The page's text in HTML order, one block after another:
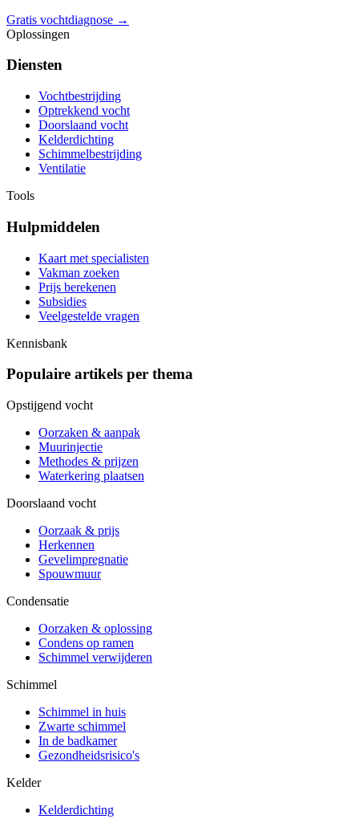
Gratis vochtdiagnose →
Oplossingen
Diensten
Vochtbestrijding
Optrekkend vocht
Doorslaand vocht
Kelderdichting
Schimmelbestrijding
Ventilatie
Tools
Hulpmiddelen
Kaart met specialisten
Vakman zoeken
Prijs berekenen
Subsidies
Veelgestelde vragen
Kennisbank
Populaire artikels per thema
Opstijgend vocht
Oorzaken & aanpak
Muurinjectie
Methodes & prijzen
Waterkering plaatsen
Doorslaand vocht
Oorzaak & prijs
Herkennen
Gevelimpregnatie
Spouwmuur
Condensatie
Oorzaken & oplossing
Condens op ramen
Schimmel verwijderen
Schimmel
Schimmel in huis
Zwarte schimmel
In de badkamer
Gezondheidsrisico's
Kelder
Kelderdichting